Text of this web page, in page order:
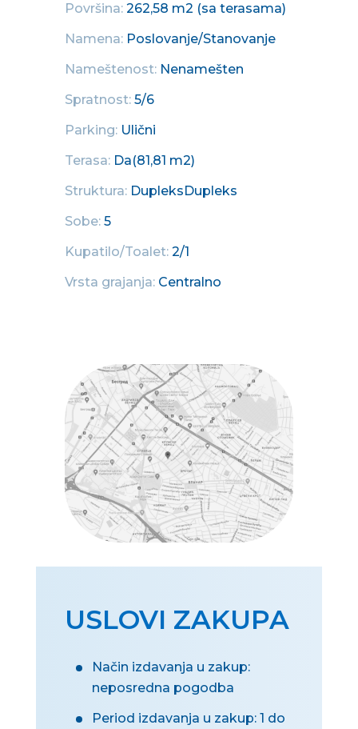
Površina: 262,58 m2 (sa terasama)
Namena: Poslovanje/Stanovanje
Nameštenost: Nenamešten
Spratnost: 5/6
Parking: Ulični
Terasa: Da(81,81 m2)
Struktura: DupleksDupleks
Sobe: 5
Kupatilo/Toalet: 2/1
Vrsta grajanja: Centralno
USLOVI ZAKUPA
Način izdavanja u zakup:
neposredna pogodba
Period izdavanja u zakup: 1 do